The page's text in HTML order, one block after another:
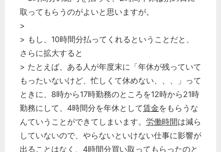
取ってもらうのがよいと思いますが。
>
> もし、10時間分払ってくれるということだと、
さらに拡大すると
> たとえば、ある人が年度末に「年休が残っていて
もったいないけど、忙しくて休めない、、、」って
ときに、8時から17時勤務のところを12時から21時
勤務にして、4時間分を年休として賃金をもらうな
んていうことができてしまいます。 労働時間は減ら
していないので、やらないといけない仕事に影響が
出ることはなく、4時間分買い取ってもらったのと